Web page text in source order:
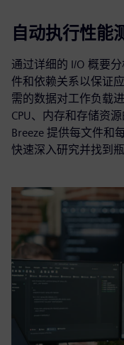
自动执行性能
通过详细的 I/O 概要
件和依赖关系以保证
需的数据对工作负载
CPU、内存和存储资
Breeze 提供每文件和
快速深入研究并找到瓶